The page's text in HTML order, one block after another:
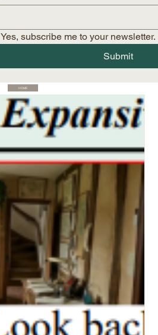
Yes, subscribe me to your newsletter.
Submit
HOME